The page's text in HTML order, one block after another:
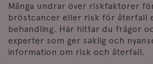
Många undrar över riskfaktorer
bröstcancer eller risk för återfall
behandling. Här hittar du frågor
experter som ger saklig och
information om risk och återfall.